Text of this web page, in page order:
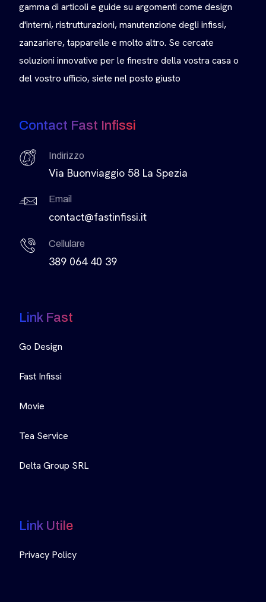
gamma di articoli e guide su argomenti come design
d'interni, ristrutturazioni, manutenzione degli infissi,
zanzariere, tapparelle e molto altro. Se cercate
soluzioni innovative per le finestre della vostra casa o
del vostro ufficio, siete nel posto giusto
Contact Fast Infissi
Indirizzo
Via Buonviaggio 58 La Spezia
Email
contact@fastinfissi.it
Cellulare
389 064 40 39
Link Fast
Go Design
Fast Infissi
Movie
Tea Service
Delta Group SRL
Link Utile
Privacy Policy